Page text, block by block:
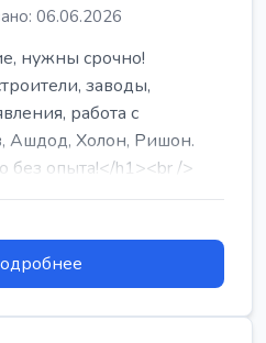
06.06.2026
нужны срочно!
заводы,
работа с
Ашдод, Холон, Ришон.
без опыта!</h1><br />